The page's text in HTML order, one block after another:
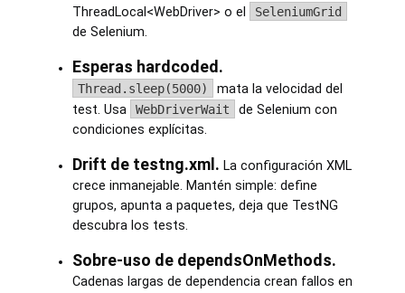
ThreadLocal<WebDriver> o el
SeleniumGrid
de Selenium.
Esperas hardcoded.
Thread.sleep(5000)
mata la velocidad del
test. Usa
WebDriverWait
de Selenium con
condiciones explícitas.
Drift de testng.xml. La configuración XML
crece inmanejable. Mantén simple: define
grupos, apunta a paquetes, deja que TestNG
descubra los tests.
Sobre-uso de dependsOnMethods.
Cadenas largas de dependencia crean fallos en